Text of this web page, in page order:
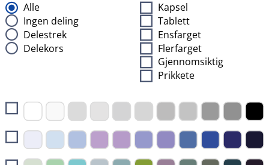
Alle
Ingen deling
Delestrek
Delekors
Kapsel
Tablett
Ensfarget
Flerfarget
Gjennomsiktig
Prikkete